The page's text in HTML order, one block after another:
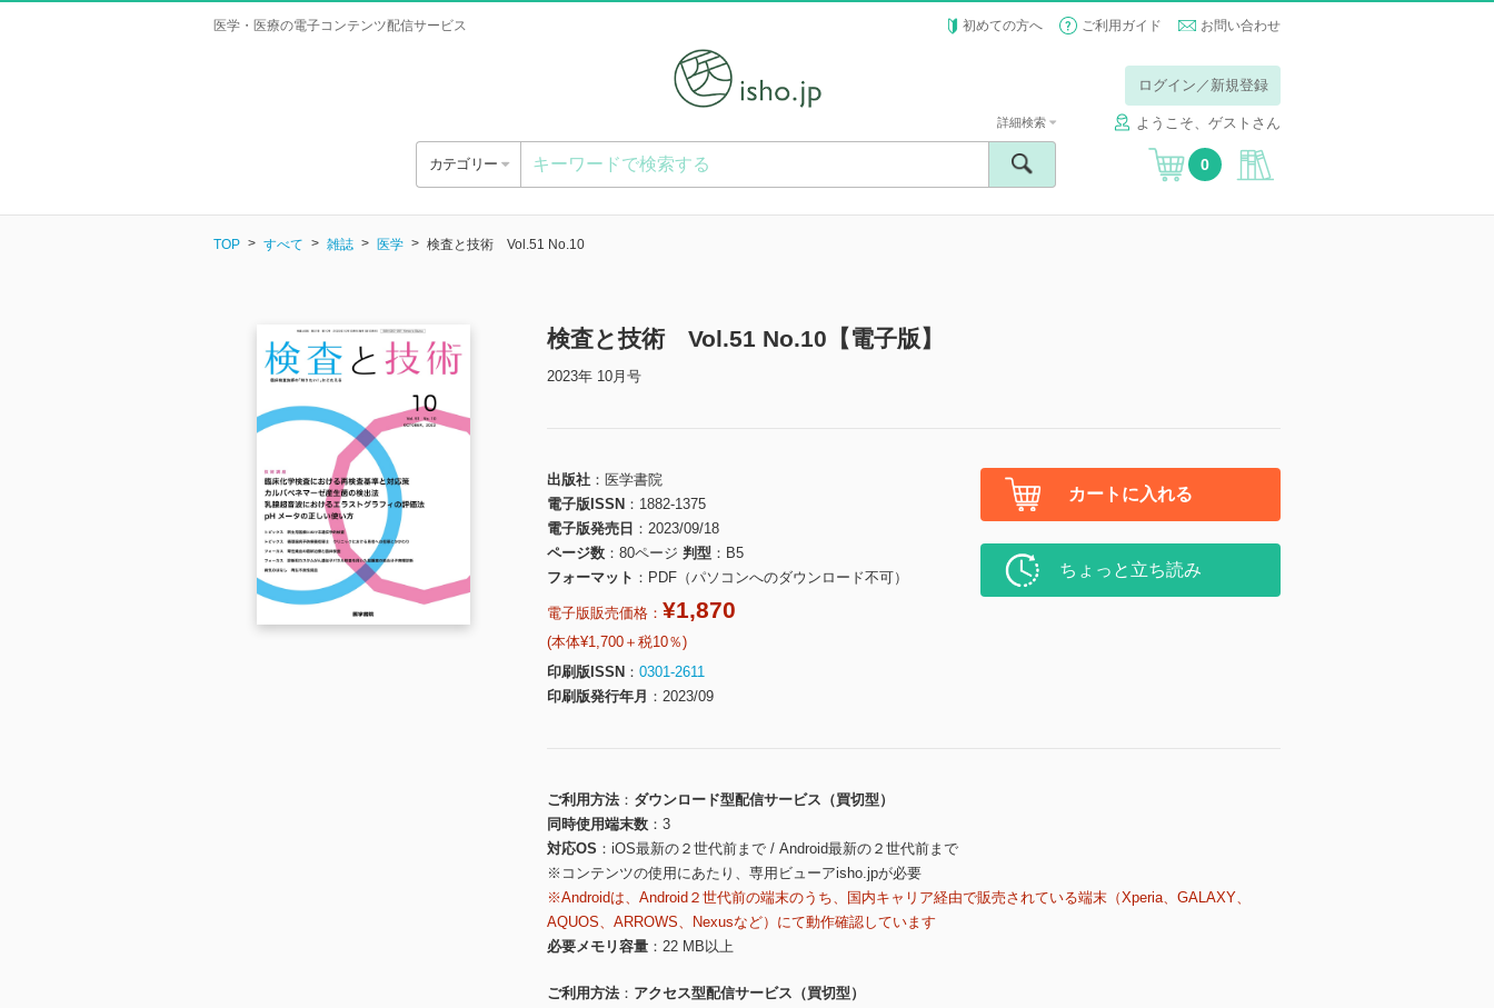
医学・医療の電子コンテンツ配信サービス 初めての方へ ご利用ガイド お問い合わせ
ログイン／新規登録
ようこそ、ゲストさん
カテゴリー
詳細検索
0
TOP すべて 雑誌 医学 検査と技術 Vol.51 No.10
検査と技術 Vol.51 No.10【電子版】
2023年 10月号
出版社
医学書院
電子版ISSN
1882-1375
電子版発売日
2023/09/18
ページ数
80ページ 判型
B5
フォーマット
PDF（パソコンへのダウンロード不可）
電子版販売価格： ¥1,870
(本体¥1,700＋税10％)
印刷版ISSN
0301-2611
印刷版発行年月
2023/09
カートに入れる
ちょっと立ち読み
ご利用方法
ダウンロード型配信サービス（買切型）
同時使用端末数
3
対応OS
iOS最新の２世代前まで / Android最新の２世代前まで
※コンテンツの使用にあたり、専用ビューアisho.jpが必要
※Androidは、Android２世代前の端末のうち、国内キャリア経由で販売されている端末（Xperia、GALAXY、
AQUOS、ARROWS、Nexusなど）にて動作確認しています
必要メモリ容量
22 MB以上
ご利用方法
アクセス型配信サービス（買切型）